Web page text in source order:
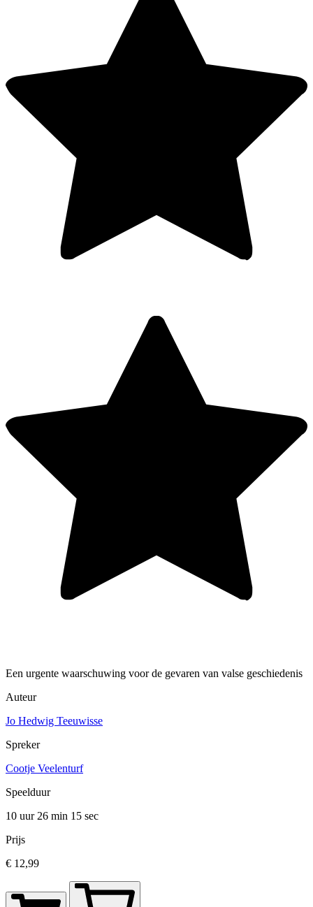
Een urgente waarschuwing voor de gevaren van valse geschiedenis
Auteur
Jo Hedwig Teeuwisse
Spreker
Cootje Veelenturf
Speelduur
10 uur 26 min 15 sec
Prijs
€ 12,99